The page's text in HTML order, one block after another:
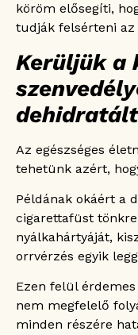
köröm elősegíti,
tudják felsérteni az
Kerüljük a
Az egészséges
tehetünk azért,
Példának okáért a
cigarettafüst
nyálkahártyáját,
orrvérzés egyik
Ezen felül
nem megfelelő
minden részére